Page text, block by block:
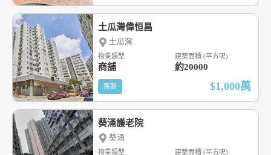
土瓜灣偉恒昌
土瓜灣
物業類型
商舖
建築面積 (平方呎)
約20000
售盤 $1,000萬
葵涌護老院
葵涌
物業類型 建築面積 (平方呎)